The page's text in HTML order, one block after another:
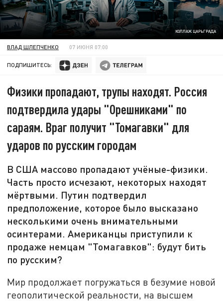
КОЛЛАЖ ЦАРЬГРАДА
ВЛАД ШЛЕПЧЕНКО 07 ИЮНЯ 07:00
ПОДПИШИТЕСЬ:
Физики пропадают, трупы находят. Россия
подтвердила удары "Орешниками" по
сараям. Враг получит "Томагавки" для
ударов по русским городам
В США массово пропадают учёные-физики.
Часть просто исчезают, некоторых находят
мёртвыми. Путин подтвердил
предположение, которое было высказано
несколькими очень внимательными
осинтерами. Американцы приступили к
продаже немцам "Томагавков": будут бить
по русским?
Мир продолжает погружаться в безумие новой
геополитической реальности, на высшем